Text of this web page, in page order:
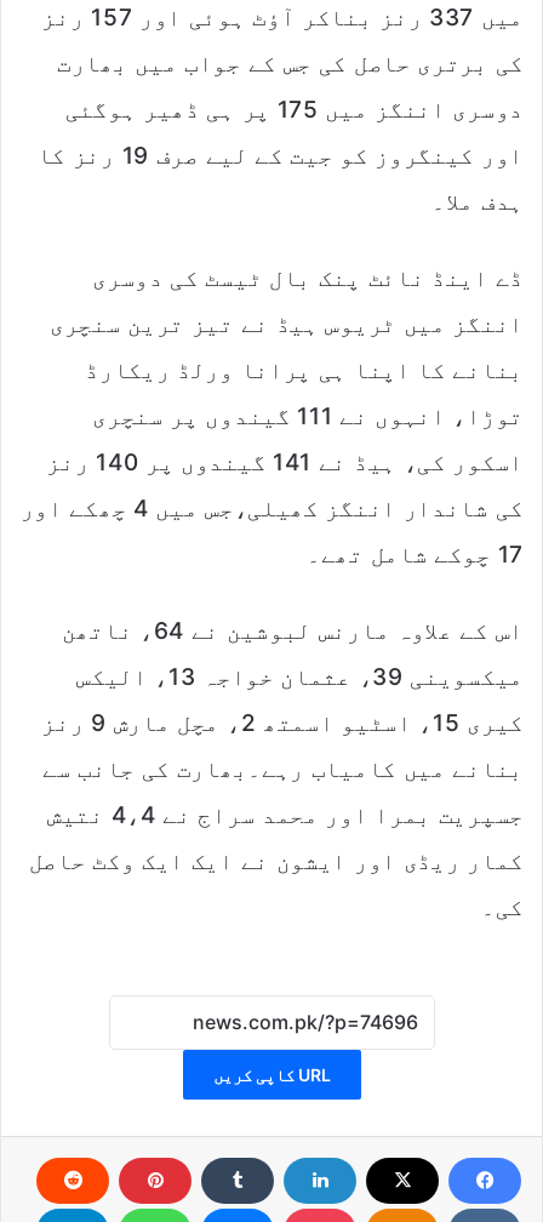
میں 337 رنز بناکر آؤٹ ہوئی اور 157 رنز
کی برتری حاصل کی جس کے جواب میں بھارت
دوسری اننگز میں 175 پر ہی ڈھیر ہوگئی
اور کینگروز کو جیت کے لیے صرف 19 رنز کا
ہدف ملا۔
ڈے اینڈ نائٹ پنک بال ٹیسٹ کی دوسری
اننگز میں ٹریوس ہیڈ نے تیز ترین سنچری
بنانے کا اپنا ہی پرانا ورلڈ ریکارڈ
توڑا، انہوں نے 111 گیندوں پر سنچری
اسکور کی، ہیڈ نے 141 گیندوں پر 140 رنز
کی شاندار اننگز کھیلی،جس میں 4 چھکے اور
17 چوکے شامل تھے۔
اس کے علاوہ مارنس لبوشین نے 64، ناتھن
میکسوینی 39، عثمان خواجہ 13، الیکس
کیری 15، اسٹیو اسمتھ 2، مچل مارش 9 رنز
بنانے میں کامیاب رہے۔بھارت کی جانب سے
جسپریت بمرا اور محمد سراج نے 4،4 نتیش
کمار ریڈی اور ایشون نے ایک ایک وکٹ حاصل
کی۔
URL کاپی کریں